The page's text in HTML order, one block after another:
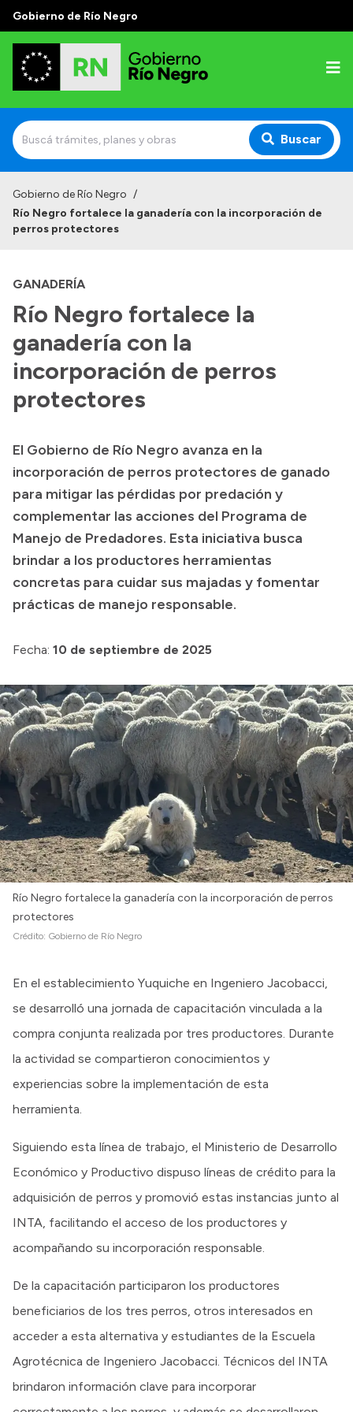
Gobierno de Río Negro
Buscar
Autoridades
Autoridades y Organismos
Discursos en la Legislatura
Casa de Gobierno
Acerca de Río Negro
Historia
Transparencia
Presupuesto
Boletín Oficial
Compras y licitaciones
Convocatorias
Intranet
Login
Gobierno de Río Negro /
Río Negro fortalece la ganadería con la incorporación de
perros protectores
GANADERÍA
Río Negro fortalece la
ganadería con la
incorporación de perros
protectores
El Gobierno de Río Negro avanza en la
incorporación de perros protectores de ganado
para mitigar las pérdidas por predación y
complementar las acciones del Programa de
Manejo de Predadores. Esta iniciativa busca
brindar a los productores herramientas
concretas para cuidar sus majadas y fomentar
prácticas de manejo responsable.
Fecha: 10 de septiembre de 2025
Río Negro fortalece la ganadería con la incorporación de perros
protectores
Crédito: Gobierno de Río Negro
En el establecimiento Yuquiche en Ingeniero Jacobacci,
se desarrolló una jornada de capacitación vinculada a la
compra conjunta realizada por tres productores. Durante
la actividad se compartieron conocimientos y
experiencias sobre la implementación de esta
herramienta.
Siguiendo esta línea de trabajo, el Ministerio de Desarrollo
Económico y Productivo dispuso líneas de crédito para la
adquisición de perros y promovió estas instancias junto al
INTA, facilitando el acceso de los productores y
acompañando su incorporación responsable.
De la capacitación participaron los productores
beneficiarios de los tres perros, otros interesados en
acceder a esta alternativa y estudiantes de la Escuela
Agrotécnica de Ingeniero Jacobacci. Técnicos del INTA
brindaron información clave para incorporar